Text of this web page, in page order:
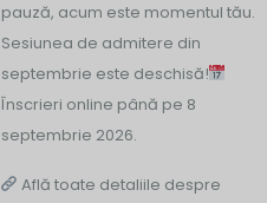
pauză, acum este momentul tău.
Sesiunea de admitere din
septembrie este deschisă!
Înscrieri online până pe 8
septembrie 2026.
Află toate detaliile despre